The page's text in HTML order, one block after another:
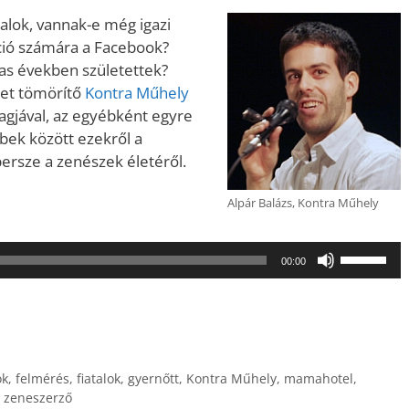
Alpár Balázs, Kontra Műhely
vannak-e még igazi
számára a Facebook?
években születettek?
tömörítő Kontra Műhely
az egyébként egyre
között ezekről a
a zenészek életéről.
00:00
hangerő
Fel/Le
, felmérés, fiatalok, gyernőtt, Kontra Műhely, mamahotel,
zeneszerző